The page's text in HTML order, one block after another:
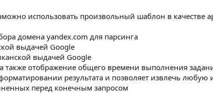
использовать произвольный шаблон в качестве
домена yandex.com для парсинга
выдачей Google
выдачей Google
также отображение общего времени выполнения
результата и позволяет извлечь
перед конечным запросом